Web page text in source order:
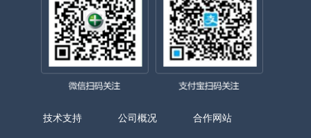
技术支持 公司概况 合作网站